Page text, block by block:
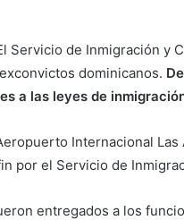
u
n
c
r
r
o
Servicio de Inmigración y
dominicanos.
a las leyes de
Internacional
por el Servicio de
entregados a los